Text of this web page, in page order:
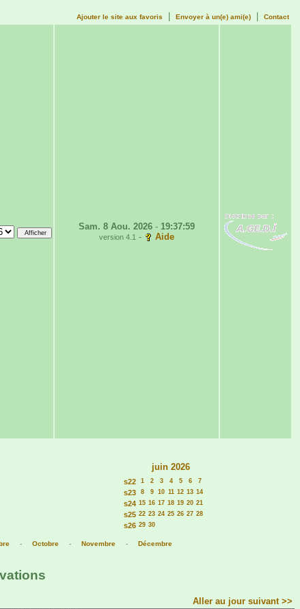
Ajouter le site aux favoris Envoyer à un(e) ami(e) Contact
Sam. 8 Aou. 2026 - 19:37:59
version 4.1 - Aide
juin 2026
s22 1 2 3 4 5 6 7
s23 8 9 10 11 12 13 14
s24 15 16 17 18 19 20 21
s25 22 23 24 25 26 27 28
s26 29 30
- Octobre - Novembre - Décembre
Aller au jour suivant >>